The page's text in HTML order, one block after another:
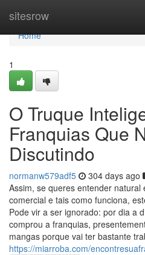
sitesrow
Home
Home
1
O Truque
Franquias Que
Discutindo
normanw579adf5 304 days ago
Assim, se queres entender
comercial e tais como funciona,
Pode vir a ser ignorado: por dia a
comprou a franquias,
mangas porque vai ter bastante
https://miarroba.com/